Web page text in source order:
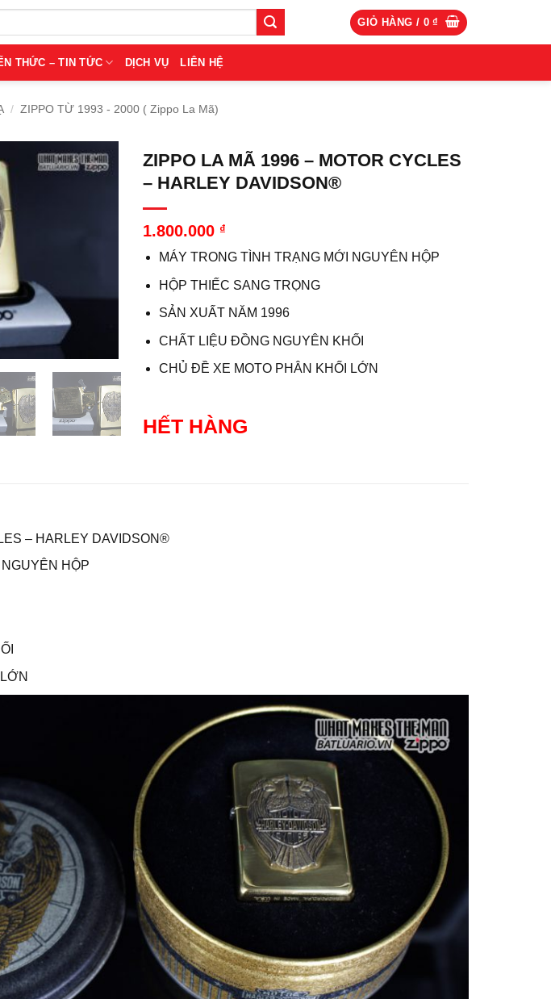
GIỎ HÀNG / 0₫
THỨC – TIN TỨC DỊCH VỤ LIÊN HỆ
/ ZIPPO TỪ 1993 - 2000 ( Zippo La Mã)
ZIPPO LA MÃ 1996 – MOTOR CYCLES
– HARLEY DAVIDSON®
1.800.000 ₫
MÁY TRONG TÌNH TRẠNG MỚI NGUYÊN HỘP
HỘP THIẾC SANG TRỌNG
SẢN XUẤT NĂM 1996
CHẤT LIỆU ĐỒNG NGUYÊN KHỐI
CHỦ ĐỀ XE MOTO PHÂN KHỐI LỚN
HẾT HÀNG
– HARLEY DAVIDSON®
HỘP